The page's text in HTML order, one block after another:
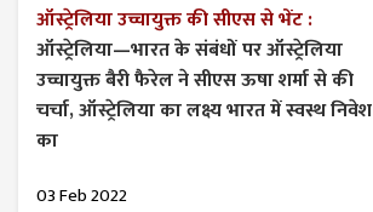
ऑस्ट्रेलिया उच्चायुक्त की सीएस से भेंट :
ऑस्ट्रेलिया—भारत के संबंधों पर ऑस्ट्रेलिया
उच्चायुक्त बैरी फैरेल ने सीएस ऊषा शर्मा से की
चर्चा, ऑस्ट्रेलिया का लक्ष्य भारत में स्वस्थ निवेश
का
03 Feb 2022